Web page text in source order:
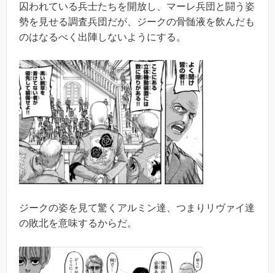
囚われている兵士たちを開放し、マーレ兵団と闘う姿
勢を見せる調査兵団だが、ジークの骨髄液を飲んだも
のはなるべく出陣しないようにする。
ジークの姿を見て驚くアルミン達、つまりリヴァイ達
の敗北を意味するからだ。